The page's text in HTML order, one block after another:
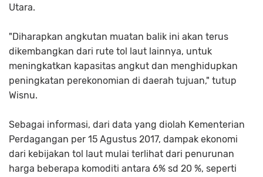
Utara.
"Diharapkan angkutan muatan balik ini akan terus
dikembangkan dari rute tol laut lainnya, untuk
meningkatkan kapasitas angkut dan menghidupkan
peningkatan perekonomian di daerah tujuan," tutup
Wisnu.
Sebagai informasi, dari data yang diolah Kementerian
Perdagangan per 15 Agustus 2017, dampak ekonomi
dari kebijakan tol laut mulai terlihat dari penurunan
harga beberapa komoditi antara 6% sd 20 %, seperti